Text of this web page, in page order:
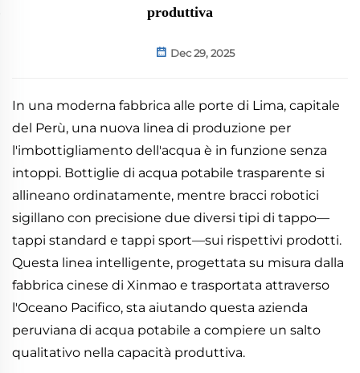
produttiva
Dec 29, 2025
In una moderna fabbrica alle porte di Lima, capitale
del Perù, una nuova linea di produzione per
l'imbottigliamento dell'acqua è in funzione senza
intoppi. Bottiglie di acqua potabile trasparente si
allineano ordinatamente, mentre bracci robotici
sigillano con precisione due diversi tipi di tappo—
tappi standard e tappi sport—sui rispettivi prodotti.
Questa linea intelligente, progettata su misura dalla
fabbrica cinese di Xinmao e trasportata attraverso
l'Oceano Pacifico, sta aiutando questa azienda
peruviana di acqua potabile a compiere un salto
qualitativo nella capacità produttiva.